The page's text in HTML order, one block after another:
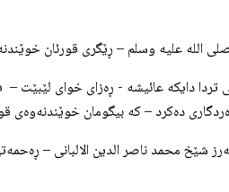
الله علیه وسلم – ڕێگری قورئان
تردا دایكه‌ عائیشه‌ - ڕه‌زای خوای لێبێت
ده‌كرد – كه‌ بیگومان خوێندنه‌وه‌ی
شێخ محمد ناصر الدین الالبانی –